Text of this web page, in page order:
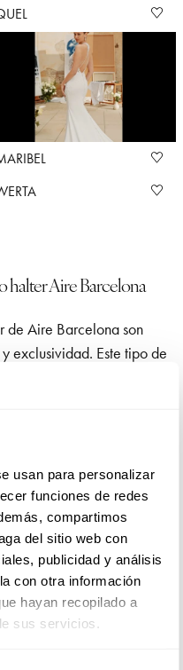
usan para personalizar
funciones de redes
compartimos
del sitio web con
publicidad y análisis
con otra información
hayan recopilado a
sus servicios.
halter Aire Barcelona
de Aire Barcelona son
exclusividad. Este tipo de
detrás del cuello, dejando
con un estilo
está diseñada con
con tejidos de
adaptarse a cualquier
íntimas hasta eventos más
que cada novia es
personalizada te
vestido ideal,